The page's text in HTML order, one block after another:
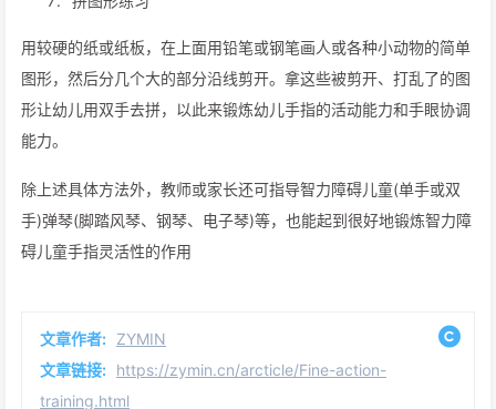
用较硬的纸或纸板，在上面用铅笔或钢笔画人或各种小动物的简单
图形，然后分几个大的部分沿线剪开。拿这些被剪开、打乱了的图
形让幼儿用双手去拼，以此来锻炼幼儿手指的活动能力和手眼协调
能力。
除上述具体方法外，教师或家长还可指导智力障碍儿童(单手或双
手)弹琴(脚踏风琴、钢琴、电子琴)等，也能起到很好地锻炼智力障
碍儿童手指灵活性的作用
文章作者: ZYMIN
文章链接: https://zymin.cn/arcticle/Fine-action-
training.html